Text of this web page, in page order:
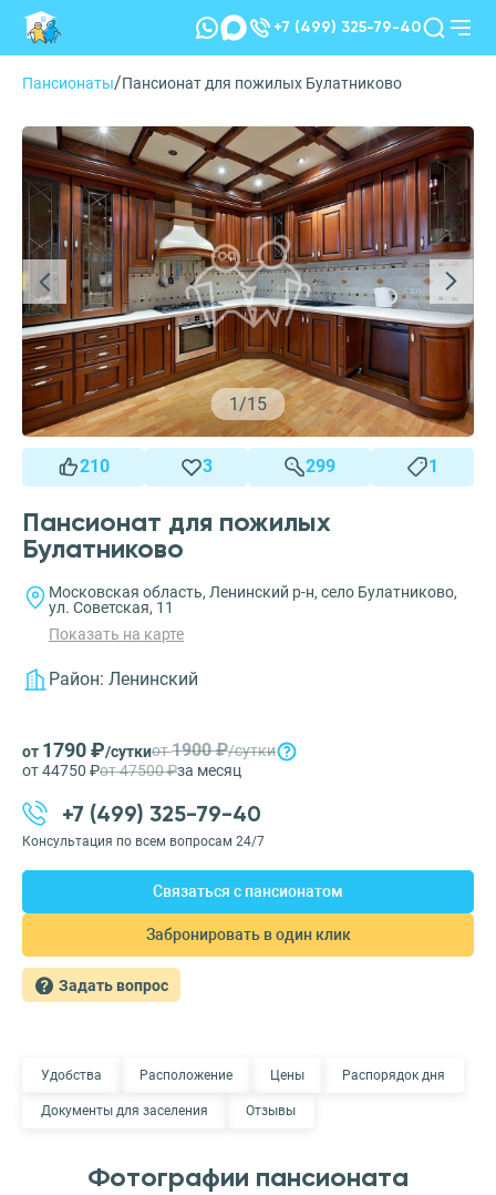
+7 (499) 325-79-40
Пансионаты/Пансионат для пожилых Булатниково
1 /15
210 3 299 1
Пансионат для пожилых
Булатниково
Московская область, Ленинский р-н, село Булатниково,
ул. Советская, 11
Показать на карте
Район: Ленинский
от 1790 ₽/суткиот1900 ₽/сутки
от 44750 ₽от 47500 ₽за месяц
+7 (499) 325-79-40
Консультация по всем вопросам 24/7
Связаться с пансионатом
Забронировать в один клик
Задать вопрос
Удобства Расположение Цены Распорядок дня
Документы для заселения Отзывы
Фотографии пансионата